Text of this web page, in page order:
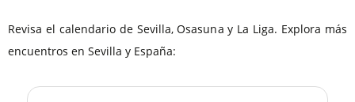
Revisa el calendario de Sevilla, Osasuna y La Liga. Explora más
encuentros en Sevilla y España: